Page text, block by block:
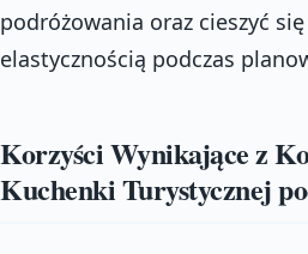
podróżowania oraz cieszyć
elastycznością podczas
Korzyści Wynikające z
Kuchenki Turystycznej